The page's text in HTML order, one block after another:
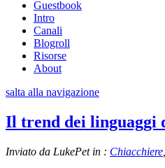
Guestbook
Intro
Canali
Blogroll
Risorse
About
salta alla navigazione
Il trend dei linguaggi
Inviato da LukePet in : Chiacchiere